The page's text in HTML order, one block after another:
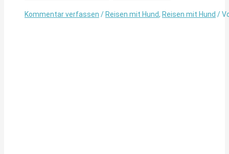
Kommentar verfassen /Reisen mit Hund, Reisen mit Hund /